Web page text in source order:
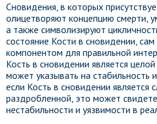
Сновидения, в которых
олицетворяют концепцию смерти,
а также символизируют
состояние Кости в сновидении,
компонентом для правильной
Кость в сновидении является
может указывать на стабильность
если Кость в сновидении является
раздробленной, это может
нестабильности и уязвимости в